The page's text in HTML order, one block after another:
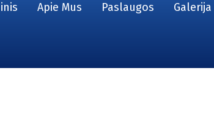
Apie Mus Paslaugos Galerija